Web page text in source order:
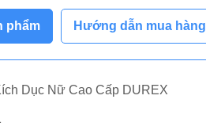
phẩm Hướng dẫn mua hàng
Dục Nữ Cao Cấp DUREX